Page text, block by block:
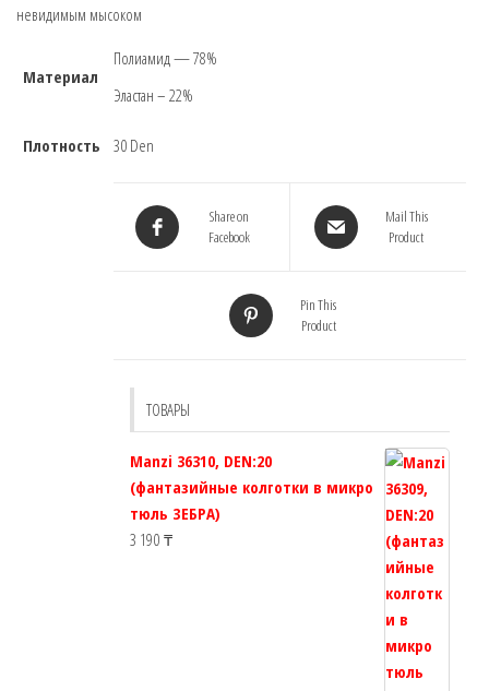
невидимым мысоком
Материал
Полиамид — 78%
Эластан – 22%
Плотность 30 Den
Share on
Facebook
Mail This
Product
Pin This
Product
ТОВАРЫ
Manzi 36310, DEN:20
(фантазийные колготки в микро
тюль ЗЕБРА)
3 190 ₸